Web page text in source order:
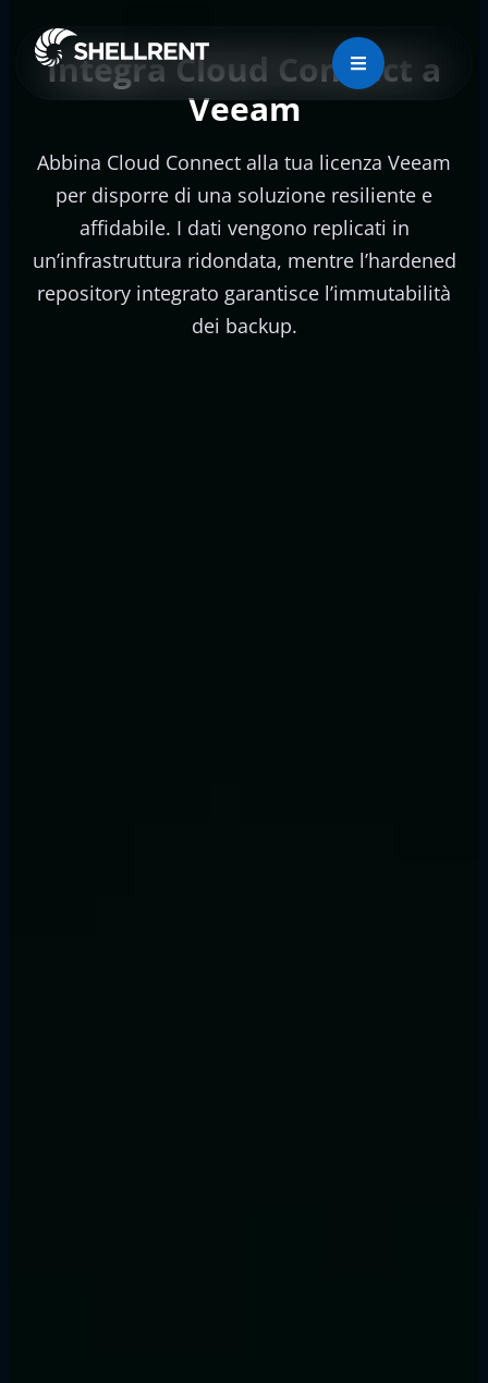
Integra Cloud Connect a
Veeam
Abbina Cloud Connect alla tua licenza Veeam
per disporre di una soluzione resiliente e
affidabile. I dati vengono replicati in
un’infrastruttura ridondata, mentre l’hardened
repository integrato garantisce l’immutabilità
dei backup.